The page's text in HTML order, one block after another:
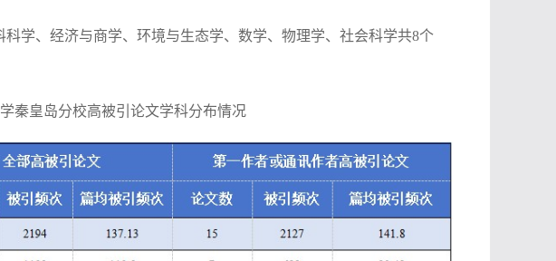
学、经济与商学、环境与生态学、数学、物理学、社会科学共8个
秦皇岛分校高被引论文学科分布情况